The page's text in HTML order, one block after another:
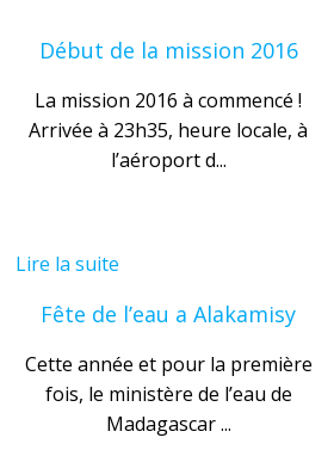
Début de la mission 2016
La mission 2016 à commencé !
Arrivée à 23h35, heure locale, à
l’aéroport d...
Lire la suite
Fête de l’eau a Alakamisy
Cette année et pour la première
fois, le ministère de l’eau de
Madagascar ...